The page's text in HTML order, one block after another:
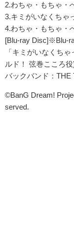
2.わちゃ・もちゃ・
3.キミがいなくちゃ
4.わちゃ・もちゃ・
[Blu-ray Disc]※Blu-
「キミがいなくち
ルド！ 弦巻こころ
バックバンド：THE
©BanG Dream!
served.